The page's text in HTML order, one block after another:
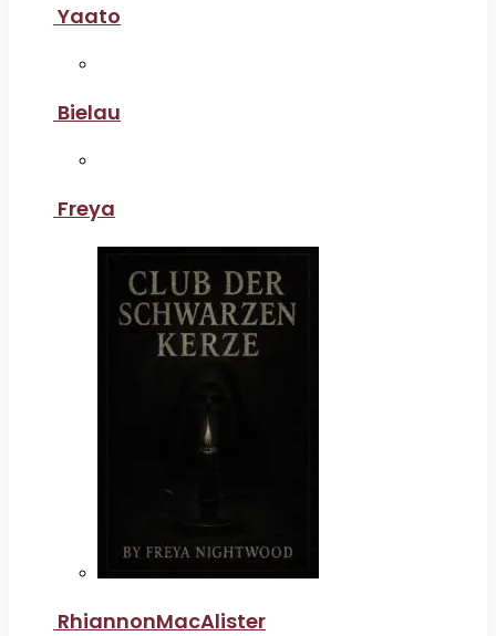
Yaato
Bielau
Freya
RhiannonMacAlister